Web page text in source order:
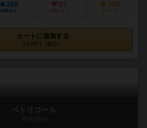
269
経験あり
87
お気に入り
280
持ってる
カートに追加する
3,520円（税込）
ペトリコール
Petrichor